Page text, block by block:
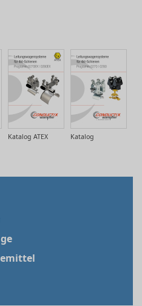
Katalog
Katalog ATEX